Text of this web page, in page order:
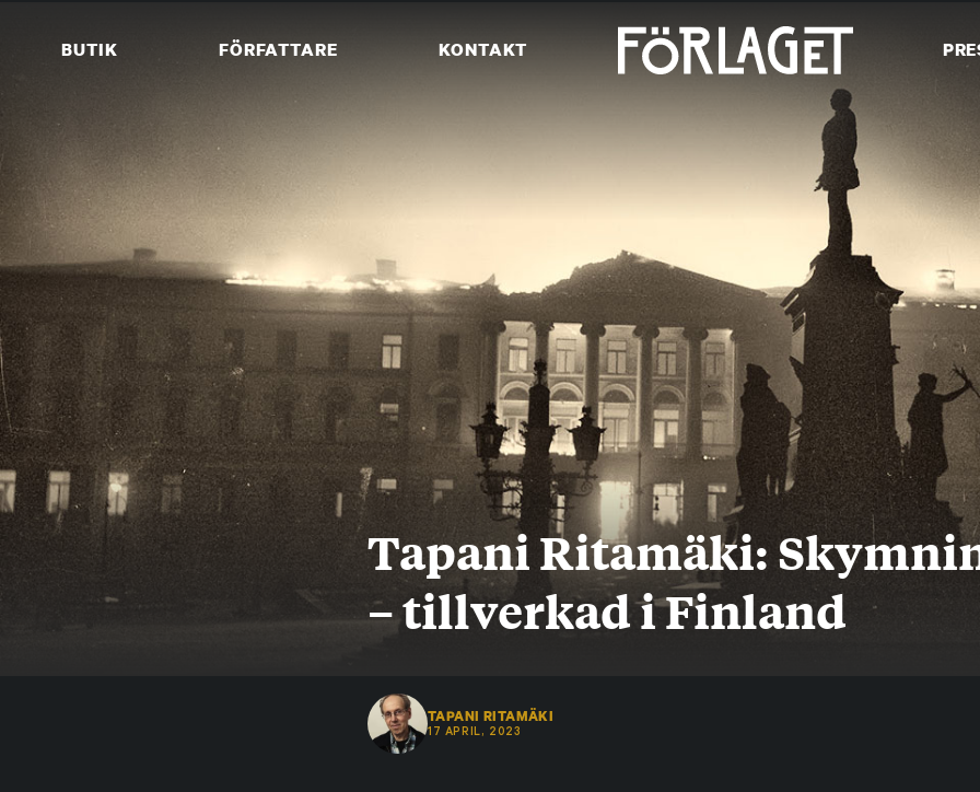
BUTIK FÖRFATTARE KONTAKT
Tapani Ritamäki:
– tillverkad i Finland
TAPANI RITAMÄKI
17 APRIL, 2023